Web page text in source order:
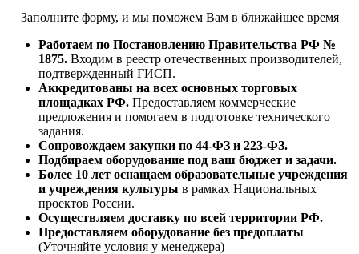
Заполните форму, и мы поможем Вам в ближайшее время
Работаем по Постановлению Правительства РФ №
1875. Входим в реестр отечественных производителей,
подтвержденный ГИСП.
Аккредитованы на всех основных торговых
площадках РФ. Предоставляем коммерческие
предложения и помогаем в подготовке технического
задания.
Сопровождаем закупки по 44-ФЗ и 223-ФЗ.
Подбираем оборудование под ваш бюджет и задачи.
Более 10 лет оснащаем образовательные учреждения
и учреждения культуры в рамках Национальных
проектов России.
Осуществляем доставку по всей территории РФ.
Предоставляем оборудование без предоплаты
(Уточняйте условия у менеджера)